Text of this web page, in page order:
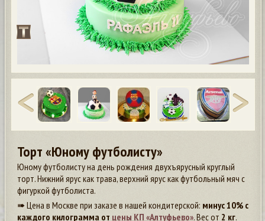
Торт «Юному футболисту»
Юному футболисту на день рождения двухъярусный круглый
торт. Нижний ярус как трава, верхний ярус как футбольный мяч с
фигуркой футболиста.
➠ Цена в Москве при заказе в нашей кондитерской: минус 10% с
каждого килограмма от цены КП «Алтуфьево». Вес от 2 кг.